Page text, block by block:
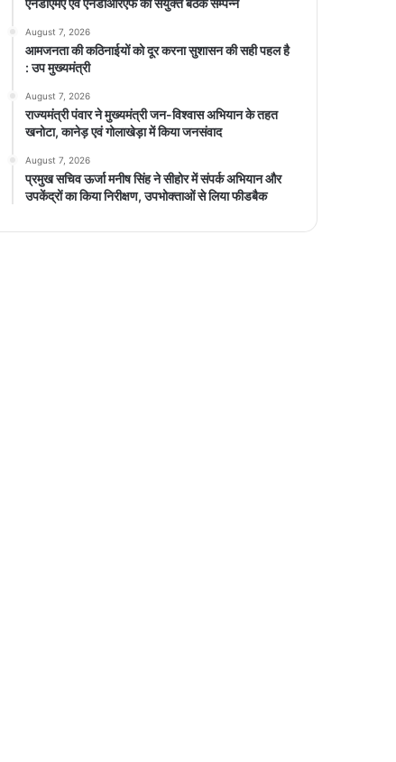
एनडीएमए एवं एनडीआरएफ की संयुक्त बैठक सम्पन्न
August 7, 2026
आमजनता की कठिनाईयों को दूर करना सुशासन की सही पहल है
: उप मुख्यमंत्री
August 7, 2026
राज्यमंत्री पंवार ने मुख्यमंत्री जन-विश्वास अभियान के तहत
खनोटा, कानेड़ एवं गोलाखेड़ा में किया जनसंवाद
August 7, 2026
प्रमुख सचिव ऊर्जा मनीष सिंह ने सीहोर में संपर्क अभियान और
उपकेंद्रों का किया निरीक्षण, उपभोक्ताओं से लिया फीडबैक